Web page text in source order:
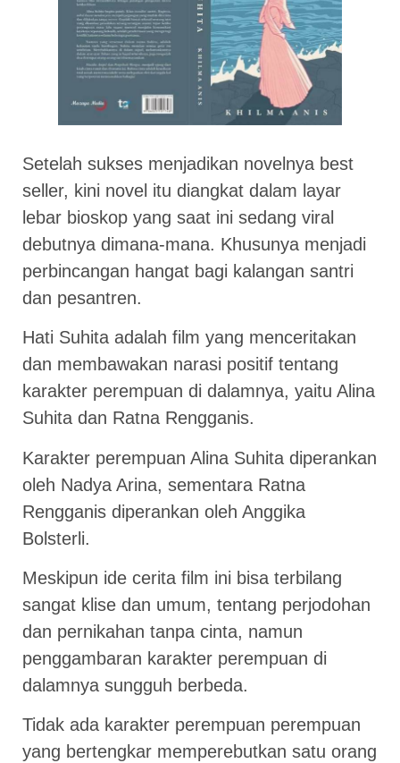
Setelah sukses menjadikan novelnya best
seller, kini novel itu diangkat dalam layar
lebar bioskop yang saat ini sedang viral
debutnya dimana-mana. Khusunya menjadi
perbincangan hangat bagi kalangan santri
dan pesantren.
Hati Suhita adalah film yang menceritakan
dan membawakan narasi positif tentang
karakter perempuan di dalamnya, yaitu Alina
Suhita dan Ratna Rengganis.
Karakter perempuan Alina Suhita diperankan
oleh Nadya Arina, sementara Ratna
Rengganis diperankan oleh Anggika
Bolsterli.
Meskipun ide cerita film ini bisa terbilang
sangat klise dan umum, tentang perjodohan
dan pernikahan tanpa cinta, namun
penggambaran karakter perempuan di
dalamnya sungguh berbeda.
Tidak ada karakter perempuan perempuan
yang bertengkar memperebutkan satu orang